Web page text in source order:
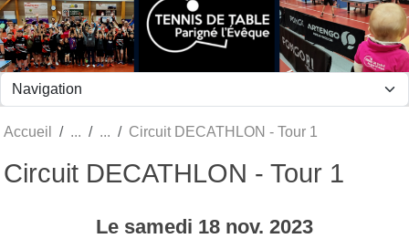
Accueil Circuit DECATHLON - Tour 1
Circuit DECATHLON - Tour 1
Le samedi 18 nov. 2023
Panneau de gestion des cookies